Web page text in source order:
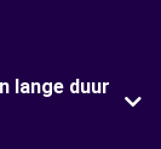
lange duur